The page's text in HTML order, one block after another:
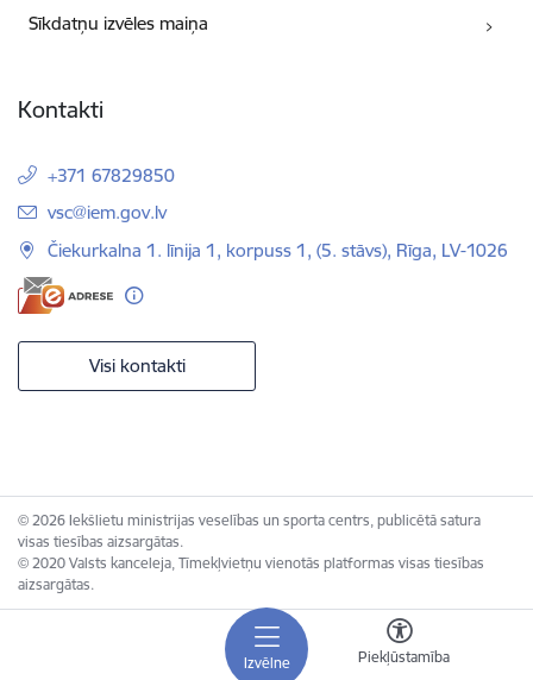
Izvēlne Piekļūstamība
Sīkdatņu izvēles maiņa
Kontakti
+371 67829850
E-pasts:
vsc@iem.gov.lv
Čiekurkalna 1. līnija 1, korpuss 1, (5. stāvs), Rīga, LV-1026
Visi kontakti
© 2026 Iekšlietu ministrijas veselības un sporta centrs, publicētā satura
visas tiesības aizsargātas.
© 2020 Valsts kanceleja, Tīmekļvietņu vienotās platformas visas tiesības
aizsargātas.